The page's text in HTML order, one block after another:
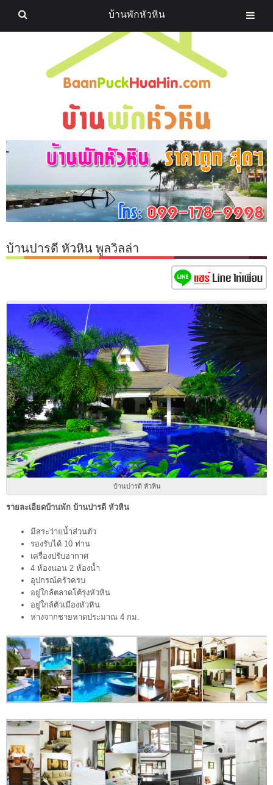
บ้านปารดี หัวหิน พูลวิลล่า
บ้านปารดี หัวหิน
รายละเอียดบ้านพัก บ้านปารดี หัวหิน
มีสระว่ายน้ำส่วนตัว
รองรับได้ 10 ท่าน
เครื่องปรับอากาศ
4 ห้องนอน 2 ห้องน้ำ
อุปกรณ์ครัวครบ
อยู่ใกล้ตลาดโต้รุ่งหัวหิน
อยู่ใกล้ตัวเมืองหัวหิน
ห่างจากชายหาดประมาณ 4 กม.
บ้านพักหัวหิน